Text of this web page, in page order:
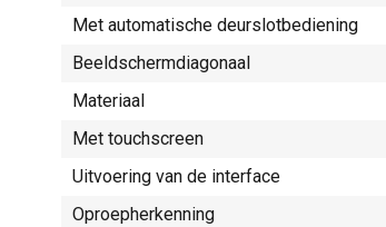
Met automatische deurslotbediening
Beeldschermdiagonaal
Materiaal
Met touchscreen
Uitvoering van de interface
Oproepherkenning